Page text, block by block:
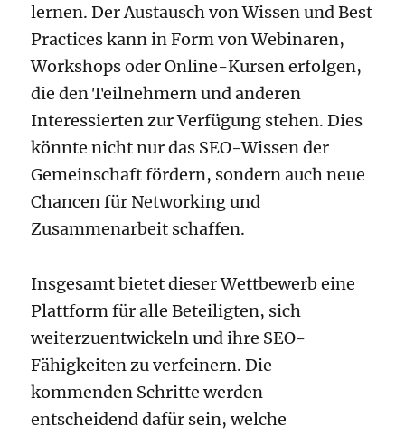
lernen. Der Austausch von Wissen und Best
Practices kann in Form von Webinaren,
Workshops oder Online-Kursen erfolgen,
die den Teilnehmern und anderen
Interessierten zur Verfügung stehen. Dies
könnte nicht nur das SEO-Wissen der
Gemeinschaft fördern, sondern auch neue
Chancen für Networking und
Zusammenarbeit schaffen.
Insgesamt bietet dieser Wettbewerb eine
Plattform für alle Beteiligten, sich
weiterzuentwickeln und ihre SEO-
Fähigkeiten zu verfeinern. Die
kommenden Schritte werden
entscheidend dafür sein, welche